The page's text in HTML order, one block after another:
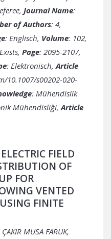
Journal Name:
of Authors: 4,
: Englisch, Volume: 102,
Page: 2095-2107,
: Elektronisch, Article
10.1007/s00202-020-
: Mühendislik
Mühendisliği, Article
FIELD
OF
FOR
VENTED
FINITE
MUSA FARUK,